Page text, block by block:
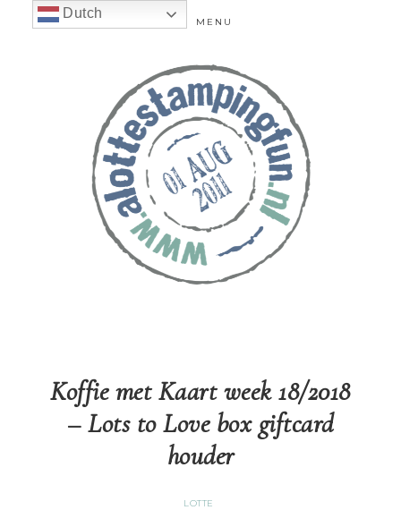
MENU
Koffie met Kaart week 18/2018
– Lots to Love box giftcard
houder
LOTTE
Dutch